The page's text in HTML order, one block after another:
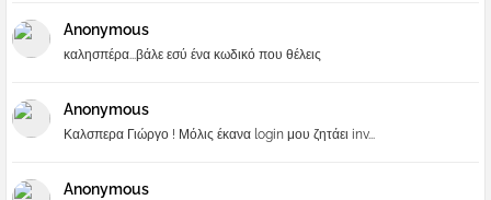
Anonymous
καλησπέρα...βάλε εσύ ένα κωδικό που θέλεις
Anonymous
Καλσπερα Γιώργο ! Μόλις έκανα login μου ζητάει inv...
Anonymous